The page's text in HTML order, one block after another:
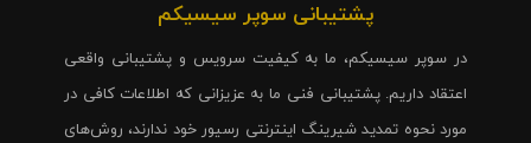
پشتیبانی سوپر سیسیکم
در سوپر سیسیکم، ما به کیفیت سرویس و پشتیبانی واقعی
اعتقاد داریم. پشتیبانی فنی ما به عزیزانی که اطلاعات کافی در
مورد نحوه تمدید شیرینگ اینترنتی رسیور خود ندارند، روش‌های